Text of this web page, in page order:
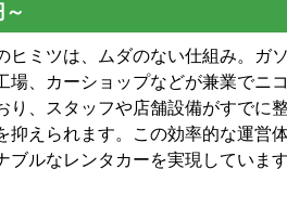
ヒミツは、ムダのない仕組み。ガ
場、カーショップなどが兼業でニ
り、スタッフや店舗設備がすでに
抑えられます。この効率的な運営
ブルなレンタカーを実現しています